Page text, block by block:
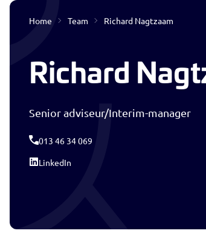
Interim
Home Team Richard Nagtzaam
Richard
Senior adviseur/Interim-manager
013 46 34 069
LinkedIn